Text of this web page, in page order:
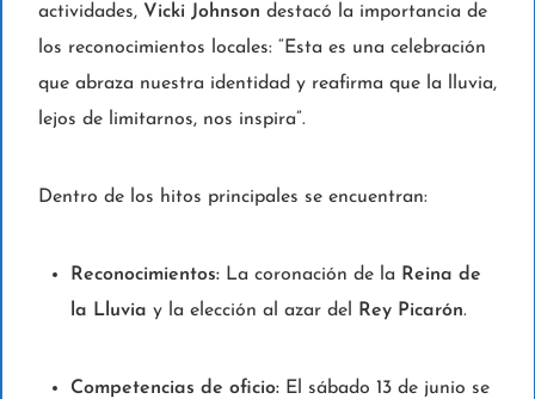
actividades, Vicki Johnson destacó la importancia de
los reconocimientos locales: “Esta es una celebración
que abraza nuestra identidad y reafirma que la lluvia,
lejos de limitarnos, nos inspira”.
Dentro de los hitos principales se encuentran:
Reconocimientos: La coronación de la Reina de
la Lluvia y la elección al azar del Rey Picarón.
Competencias de oficio: El sábado 13 de junio se